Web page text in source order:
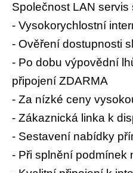
Společnost LAN
- Vysokorychlostní
- Ověření dostupnosti
- Po dobu výpovědní
připojení ZDARMA
- Za nízké ceny
- Zákaznická linka k
- Sestavení nabídky
- Při splnění podmínek